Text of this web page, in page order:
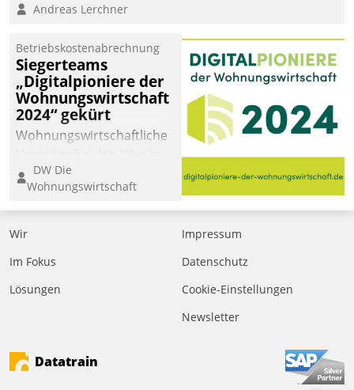
Andreas Lerchner
Betriebskostenabrechnung
Siegerteams
„Digitalpioniere der
Wohnungswirtschaft
2024“ gekürt
Wohnungswirtschaftliche
eine digitale Zukunft zu
finden, ist das Ziel des
Awards „Digitalpioniere
der
Bewerben können sich
dafür ein Team
DW Die
Wohnungswirtschaft
Wir
Im Fokus
Lösungen
Impressum
Datenschutz
Cookie-Einstellungen
Newsletter
Datatrain